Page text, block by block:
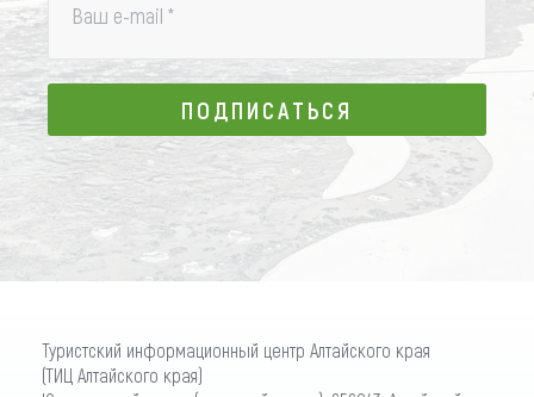
Ваш e-mail *
ПОДПИСАТЬСЯ
ПОДПИСАТЬСЯ
Туристский информационный центр Алтайского края
(ТИЦ Алтайского края)